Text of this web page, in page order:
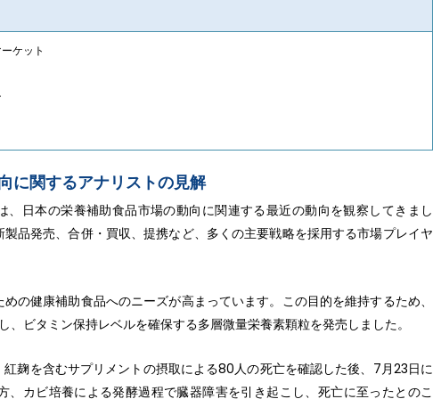
ケット
に関するアナリストの見解
日本の栄養補助食品市場の動向に関連する最近の動向を観察してきまし
品発売、合併・買収、提携など、多くの主要戦略を採用する市場プレイヤ
の健康補助食品へのニーズが高まっています。この目的を維持するため、
ビタミン保持レベルを確保する多層微量栄養素顆粒を発売しました。
麹を含むサプリメントの摂取による80人の死亡を確認した後、7月23日に
カビ培養による発酵過程で臓器障害を引き起こし、死亡に至ったとのこ